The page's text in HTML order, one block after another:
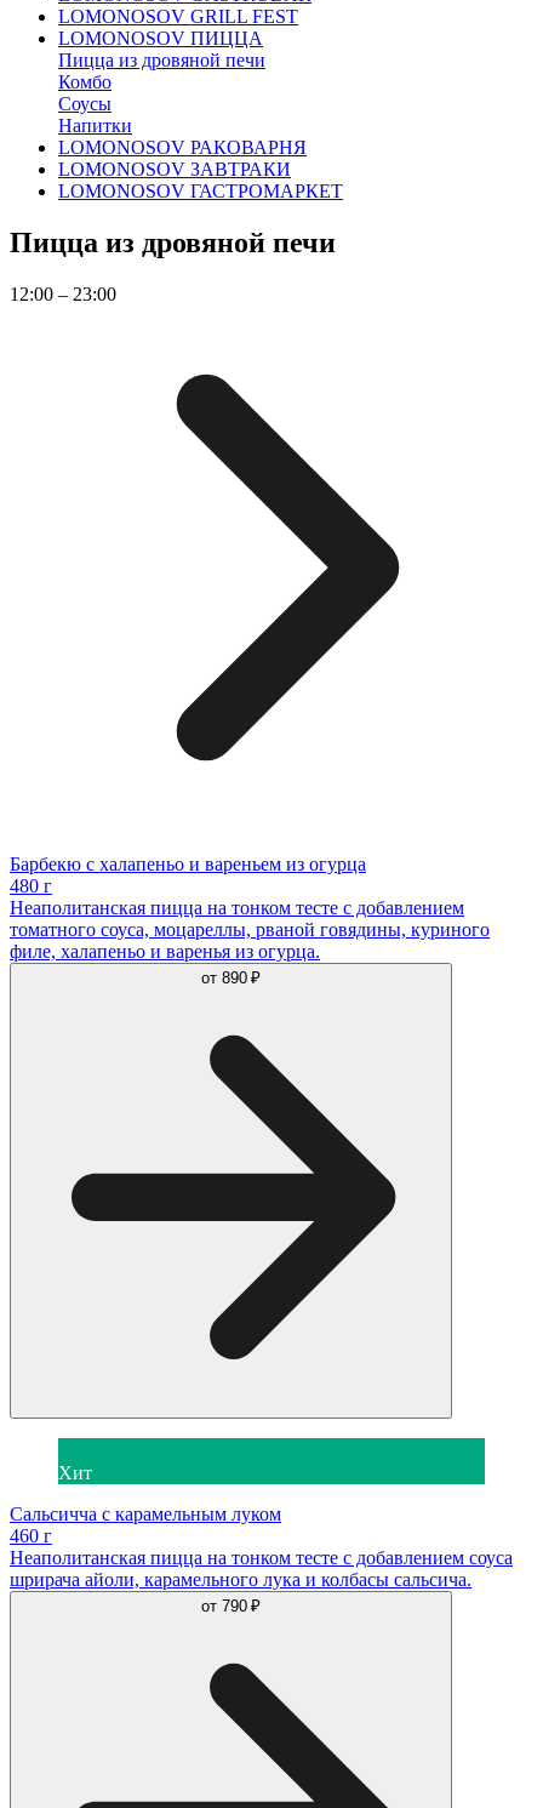
LOMONOSOV GRILL FEST
LOMONOSOV ПИЦЦА
Пицца из дровяной печи
Комбо
Соусы
Напитки
LOMONOSOV РАКОВАРНЯ
LOMONOSOV ЗАВТРАКИ
LOMONOSOV ГАСТРОМАРКЕТ
Пицца из дровяной печи
12:00 – 23:00
Барбекю с халапеньо и вареньем из огурца
480 г
Неаполитанская пицца на тонком тесте с добавлением
томатного соуса, моцареллы, рваной говядины, куриного
филе, халапеньо и варенья из огурца.
от 890 ₽
Хит
Сальсичча с карамельным луком
460 г
Неаполитанская пицца на тонком тесте с добавлением соуса
шрирача айоли, карамельного лука и колбасы сальсича.
от 790 ₽